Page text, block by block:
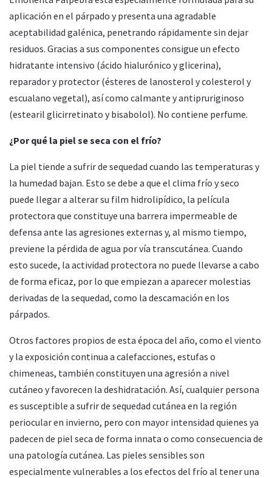
aplicación en el párpado y presenta una agradable
aceptabilidad galénica, penetrando rápidamente sin dejar
residuos. Gracias a sus componentes consigue un efecto
hidratante intensivo (ácido hialurónico y glicerina),
reparador y protector (ésteres de lanosterol y colesterol y
escualano vegetal), así como calmante y antipruriginoso
(estearil glicirretinato y bisabolol). No contiene perfume.
¿Por qué la piel se seca con el frío?
La piel tiende a sufrir de sequedad cuando las temperaturas y
la humedad bajan. Esto se debe a que el clima frío y seco
puede llegar a alterar su film hidrolipídico, la película
protectora que constituye una barrera impermeable de
defensa ante las agresiones externas y, al mismo tiempo,
previene la pérdida de agua por vía transcutánea. Cuando
esto sucede, la actividad protectora no puede llevarse a cabo
de forma eficaz, por lo que empiezan a aparecer molestias
derivadas de la sequedad, como la descamación en los
párpados.
Otros factores propios de esta época del año, como el viento
y la exposición continua a calefacciones, estufas o
chimeneas, también constituyen una agresión a nivel
cutáneo y favorecen la deshidratación. Así, cualquier persona
es susceptible a sufrir de sequedad cutánea en la región
periocular en invierno, pero con mayor intensidad quienes ya
padecen de piel seca de forma innata o como consecuencia de
una patología cutánea. Las pieles sensibles son
especialmente vulnerables a los efectos del frío al tener una